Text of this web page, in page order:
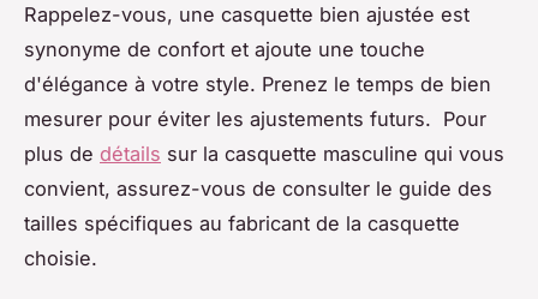
Rappelez-vous, une casquette bien ajustée est
synonyme de confort et ajoute une touche
d'élégance à votre style. Prenez le temps de bien
mesurer pour éviter les ajustements futurs. Pour
plus de détails sur la casquette masculine qui vous
convient, assurez-vous de consulter le guide des
tailles spécifiques au fabricant de la casquette
choisie.